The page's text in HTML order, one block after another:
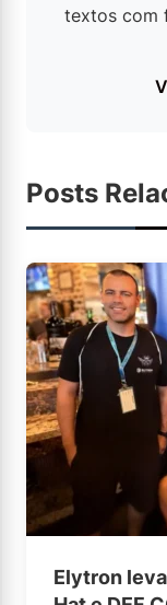
textos com
Posts
Elytron